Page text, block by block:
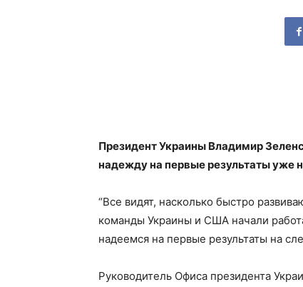
Президент Украины Владимир
надежду на первые результаты уже
“Все видят, насколько быстро
команды Украины и США начали
надеемся на первые результаты на
Руководитель Офиса президента